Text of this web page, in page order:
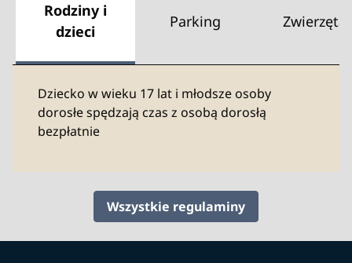
Rodziny i
dzieci
Parking Zwierzęta
Dziecko w wieku 17 lat i młodsze osoby
dorosłe spędzają czas z osobą dorosłą
bezpłatnie
Wszystkie regulaminy